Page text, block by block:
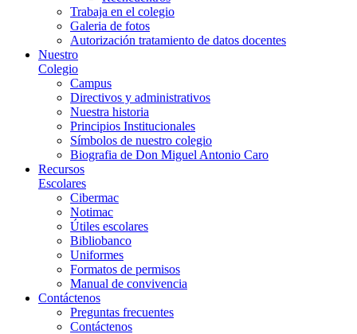
Trabaja en el colegio
Galeria de fotos
Autorización tratamiento de datos docentes
Nuestro
Colegio
Campus
Directivos y administrativos
Nuestra historia
Principios Institucionales
Símbolos de nuestro colegio
Biografia de Don Miguel Antonio Caro
Recursos
Escolares
Cibermac
Notimac
Útiles escolares
Bibliobanco
Uniformes
Formatos de permisos
Manual de convivencia
Contáctenos
Preguntas frecuentes
Contáctenos